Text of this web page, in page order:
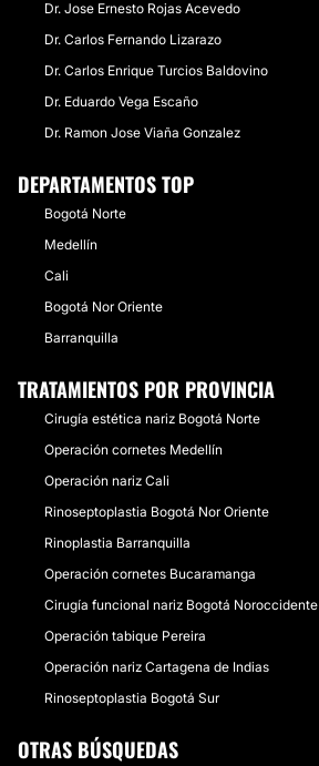
Dr. Jose Ernesto Rojas Acevedo
Dr. Carlos Fernando Lizarazo
Dr. Carlos Enrique Turcios Baldovino
Dr. Eduardo Vega Escaño
Dr. Ramon Jose Viaña Gonzalez
DEPARTAMENTOS TOP
Bogotá Norte
Medellín
Cali
Bogotá Nor Oriente
Barranquilla
TRATAMIENTOS POR PROVINCIA
Cirugía estética nariz Bogotá Norte
Operación cornetes Medellín
Operación nariz Cali
Rinoseptoplastia Bogotá Nor Oriente
Rinoplastia Barranquilla
Operación cornetes Bucaramanga
Cirugía funcional nariz Bogotá Noroccidente
Operación tabique Pereira
Operación nariz Cartagena de Indias
Rinoseptoplastia Bogotá Sur
OTRAS BÚSQUEDAS